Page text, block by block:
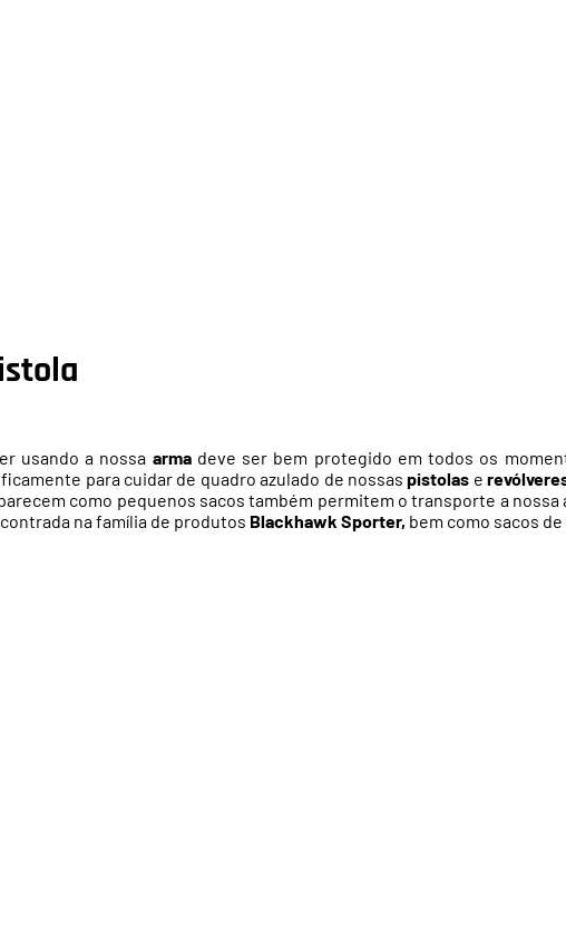
usando a nossa armadeve ser bem protegido em todos os
para cuidar de quadro azulado de nossaspistolas e
como pequenos sacos também permitem o transporte a
na família de produtos Blackhawk Sporter, bem como sacos de